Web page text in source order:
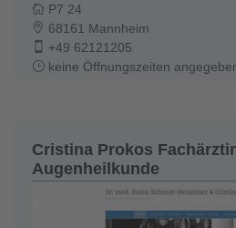
P7 24
68161 Mannheim
+49 62121205
keine Öffnungszeiten
Cristina Prokos
Augenheilkunde